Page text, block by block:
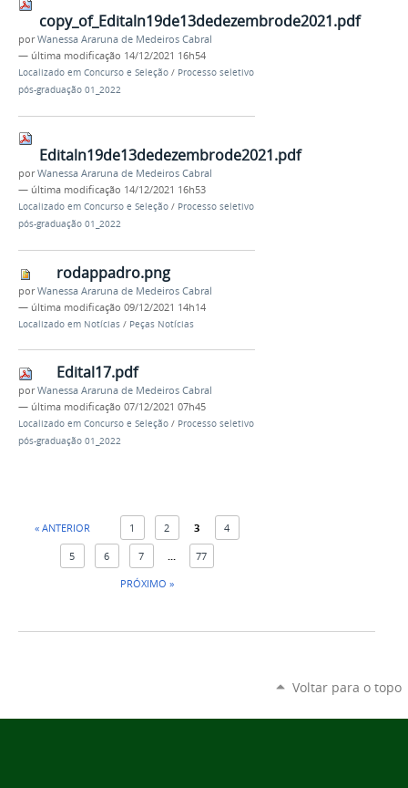
copy_of_Editaln19de13dedezembrode2021.pdf
porWanessa Araruna de Medeiros Cabral
— última modificação 14/12/2021 16h54
Localizado em Concurso e Seleção / Processo seletivo
pós-graduação 01_2022
Editaln19de13dedezembrode2021.pdf
porWanessa Araruna de Medeiros Cabral
— última modificação 14/12/2021 16h53
Localizado em Concurso e Seleção / Processo seletivo
pós-graduação 01_2022
rodappadro.png
porWanessa Araruna de Medeiros Cabral
— última modificação 09/12/2021 14h14
Localizado em Notícias / Peças Notícias
Edital17.pdf
porWanessa Araruna de Medeiros Cabral
— última modificação 07/12/2021 07h45
Localizado em Concurso e Seleção / Processo seletivo
pós-graduação 01_2022
« ANTERIOR 1 2 3 4
5 6 7 ...
77
PRÓXIMO »
Voltar para o topo